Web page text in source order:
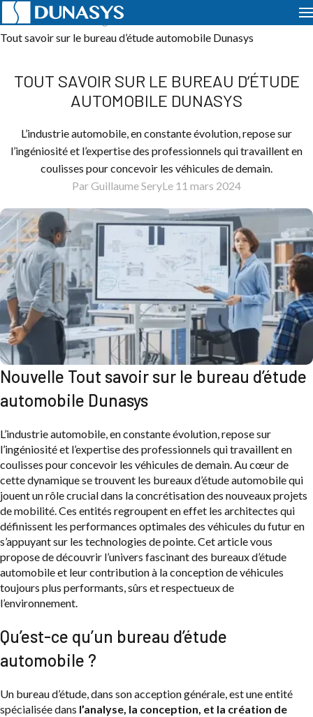
Accueil Actualités Ingénierie
Tout savoir sur le bureau d’étude automobile Dunasys
TOUT SAVOIR SUR LE BUREAU D’ÉTUDE
AUTOMOBILE DUNASYS
L’industrie automobile, en constante évolution, repose sur
l’ingéniosité et l’expertise des professionnels qui travaillent en
coulisses pour concevoir les véhicules de demain.
Par Guillaume SeryLe 11 mars 2024
Nouvelle Tout savoir sur le bureau d’étude
automobile Dunasys
L’industrie automobile, en constante évolution, repose sur
l’ingéniosité et l’expertise des professionnels qui travaillent en
coulisses pour concevoir les véhicules de demain. Au cœur de
cette dynamique se trouvent les bureaux d’étude automobile qui
jouent un rôle crucial dans la concrétisation des nouveaux projets
de mobilité. Ces entités regroupent en effet les architectes qui
définissent les performances optimales des véhicules du futur en
s’appuyant sur les technologies de pointe. Cet article vous
propose de découvrir l’univers fascinant des bureaux d’étude
automobile et leur contribution à la conception de véhicules
toujours plus performants, sûrs et respectueux de
l’environnement.
Qu’est-ce qu’un bureau d’étude
automobile ?
Un bureau d’étude, dans son acception générale, est une entité
spécialisée dans l’analyse, la conception, et la création de